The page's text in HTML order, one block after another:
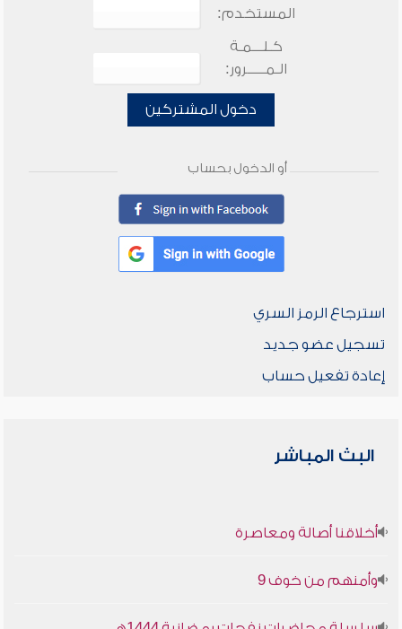
المستخدم:
كـلـــمـة
الـمـــــرور:
دخول المشتركين
أو الدخول بحساب
استرجاع الرمز السري
تسجيل عضو جديد
إعادة تفعيل حساب
البث المباشر
أخلاقنا أصالة ومعاصرة
وأمنهم من خوف 9